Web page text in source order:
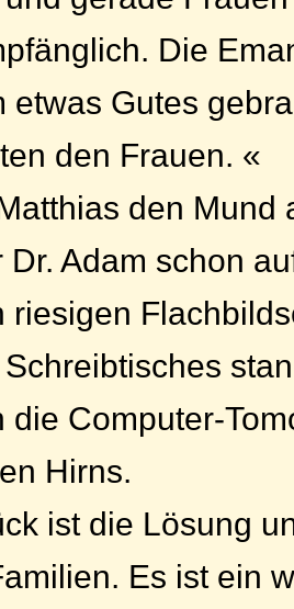
Die
etwas Gutes
den Frauen. «
den Mund
Dr. Adam schon
riesigen
die Computer-
Hirns.
ist die Lösung
Es ist ein